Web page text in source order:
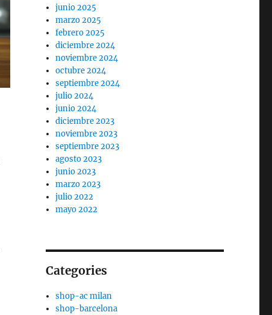
junio 2025
marzo 2025
febrero 2025
diciembre 2024
noviembre 2024
octubre 2024
septiembre 2024
julio 2024
junio 2024
diciembre 2023
noviembre 2023
septiembre 2023
agosto 2023
junio 2023
marzo 2023
julio 2022
mayo 2022
Categories
shop-ac milan
shop-barcelona